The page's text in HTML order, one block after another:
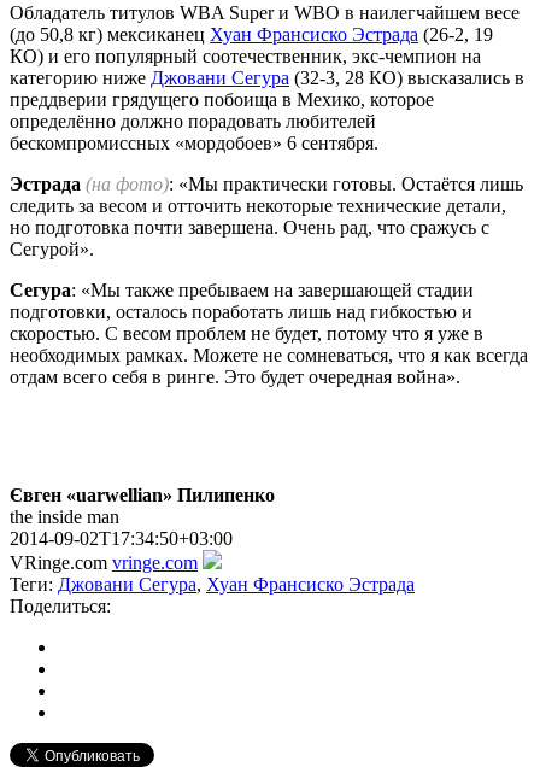
Обладатель титулов WBA Super и WBO в наилегчайшем весе
(до 50,8 кг) мексиканец Хуан Франсиско Эстрада (26-2, 19
КО) и его популярный соотечественник, экс-чемпион на
категорию ниже Джовани Сегура (32-3, 28 КО) высказались в
преддверии грядущего побоища в Мехико, которое
определённо должно порадовать любителей
бескомпромиссных «мордобоев» 6 сентября.
Эстрада (на фото): «Мы практически готовы. Остаётся лишь
следить за весом и отточить некоторые технические детали,
но подготовка почти завершена. Очень рад, что сражусь с
Сегурой».
Сегура: «Мы также пребываем на завершающей стадии
подготовки, осталось поработать лишь над гибкостью и
скоростью. С весом проблем не будет, потому что я уже в
необходимых рамках. Можете не сомневаться, что я как всегда
отдам всего себя в ринге. Это будет очередная война».
Євген «uarwellian» Пилипенко
the inside man
2014-09-02T17:34:50+03:00
VRinge.com vringe.com
Теги: Джовани Сегура, Хуан Франсиско Эстрада
Поделиться: